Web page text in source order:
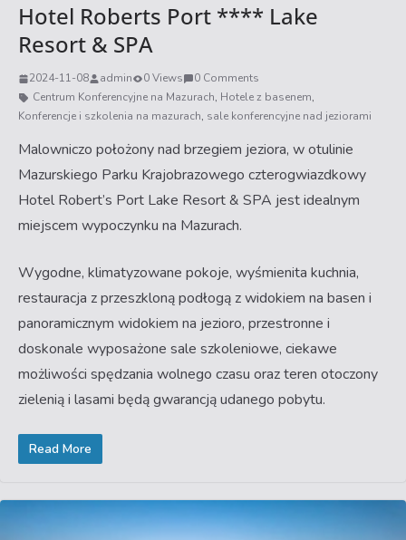
Hotel Roberts Port **** Lake
Resort & SPA
2024-11-08 admin 0 Views
0 Comments
Centrum Konferencyjne na Mazurach, Hotele z basenem,
Konferencje i szkolenia na mazurach, sale konferencyjne nad jeziorami
Malowniczo położony nad brzegiem jeziora, w otulinie
Mazurskiego Parku Krajobrazowego czterogwiazdkowy
Hotel Robert’s Port Lake Resort & SPA jest idealnym
miejscem wypoczynku na Mazurach.
Wygodne, klimatyzowane pokoje, wyśmienita kuchnia,
restauracja z przeszkloną podłogą z widokiem na basen i
panoramicznym widokiem na jezioro, przestronne i
doskonale wyposażone sale szkoleniowe, ciekawe
możliwości spędzania wolnego czasu oraz teren otoczony
zielenią i lasami będą gwarancją udanego pobytu.
Read More